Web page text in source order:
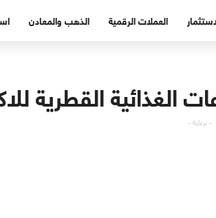
العملات الرقمية الذهب والمعادن
الغذائية القطرية
- برعاية -